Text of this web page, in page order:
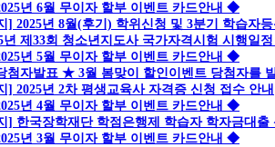
년 6월 무이자 할부 이벤트 카드안내 ◆
] 2025년 8월(후기) 학위신청 및 3분기 학습자
년 제33회 청소년지도사 국가자격시험 시행일
년 5월 무이자 할부 이벤트 카드안내 ◆
자발표 ★ 3월 봄맞이 할인이벤트 당첨자를
] 2025년 2차 평생교육사 자격증 신청 접수 안내
년 4월 무이자 할부 이벤트 카드안내 ◆
] 한국장학재단 학점은행제 학습자 학자금대출
년 3월 무이자 할부 이벤트 카드안내 ◆